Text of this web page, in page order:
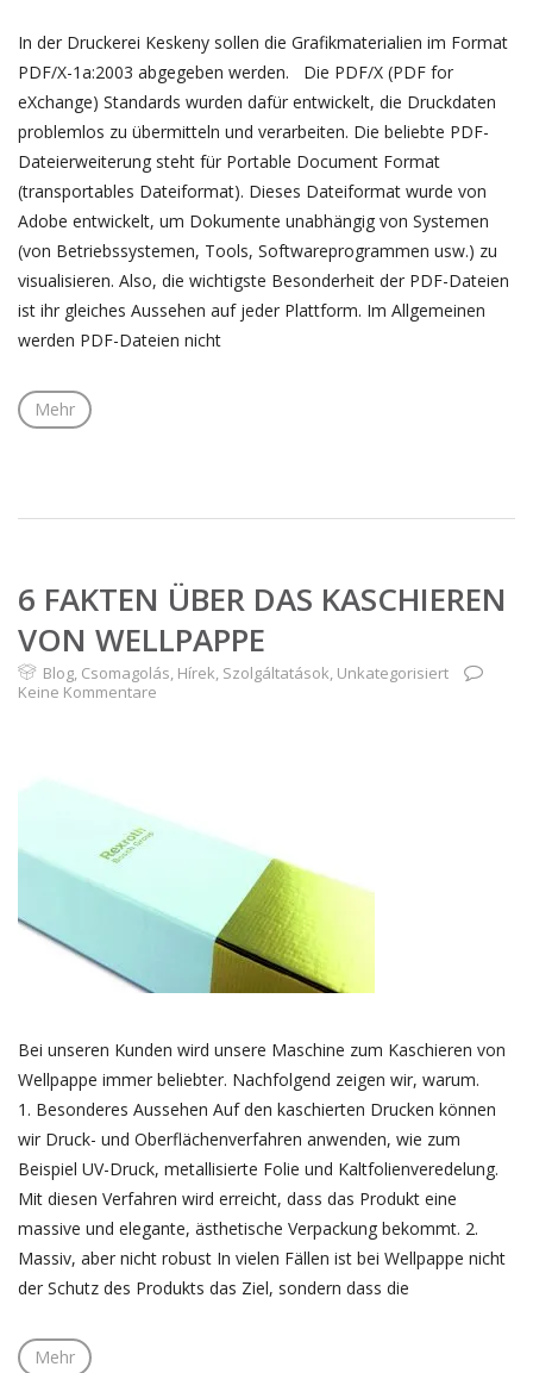
In der Druckerei Keskeny sollen die Grafikmaterialien im Format
PDF/X-1a:2003 abgegeben werden. Die PDF/X (PDF for
eXchange) Standards wurden dafür entwickelt, die Druckdaten
problemlos zu übermitteln und verarbeiten. Die beliebte PDF-
Dateierweiterung steht für Portable Document Format
(transportables Dateiformat). Dieses Dateiformat wurde von
Adobe entwickelt, um Dokumente unabhängig von Systemen
(von Betriebssystemen, Tools, Softwareprogrammen usw.) zu
visualisieren. Also, die wichtigste Besonderheit der PDF-Dateien
ist ihr gleiches Aussehen auf jeder Plattform. Im Allgemeinen
werden PDF-Dateien nicht
Mehr
6 FAKTEN ÜBER DAS KASCHIEREN
VON WELLPAPPE
Blog, Csomagolás, Hírek, Szolgáltatások, Unkategorisiert
Keine Kommentare
Bei unseren Kunden wird unsere Maschine zum Kaschieren von
Wellpappe immer beliebter. Nachfolgend zeigen wir, warum.
1. Besonderes Aussehen Auf den kaschierten Drucken können
wir Druck- und Oberflächenverfahren anwenden, wie zum
Beispiel UV-Druck, metallisierte Folie und Kaltfolienveredelung.
Mit diesen Verfahren wird erreicht, dass das Produkt eine
massive und elegante, ästhetische Verpackung bekommt. 2.
Massiv, aber nicht robust In vielen Fällen ist bei Wellpappe nicht
der Schutz des Produkts das Ziel, sondern dass die
Mehr